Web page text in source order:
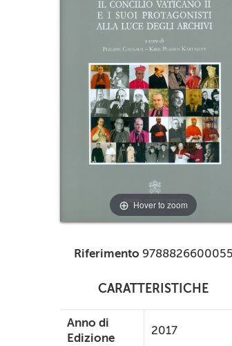
Hover to zoom
Riferimento 9788826600055
CARATTERISTICHE
Anno di
Edizione
2017